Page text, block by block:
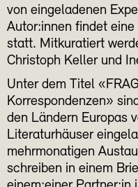
von eingeladenen
Autor:innen findet
statt. Mitkuratiert
Christoph Keller und
Unter dem Titel
Korrespondenzen»
den Ländern Europas
Literaturhäuser
mehrmonatigen
schreiben in einem